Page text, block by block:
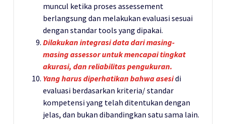
muncul ketika proses assessement
berlangsung dan melakukan evaluasi sesuai
dengan standar tools yang dipakai.
Dilakukan integrasi data dari masing-
masing assessor untuk mencapai tingkat
akurasi, dan reliabilitas pengukuran.
Yang harus diperhatikan bahwa asesidi
evaluasi berdasarkan kriteria/ standar
kompetensi yang telah ditentukan dengan
jelas, dan bukan dibandingkan satu sama lain.